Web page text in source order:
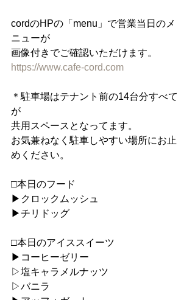
cordのHPの「menu」で営業当日のメ
ニューが
画像付きでご確認いただけます。
https://www.cafe-cord.com
＊駐車場はテナント前の14台分すべて
が
共用スペースとなってます。
お気兼ねなく駐車しやすい場所にお止
めください。
□本日のフード
▶︎クロックムッシュ
▶︎チリドッグ
□本日のアイススイーツ
︎▶︎コーヒーゼリー
▷塩キャラメルナッツ
▷バニラ